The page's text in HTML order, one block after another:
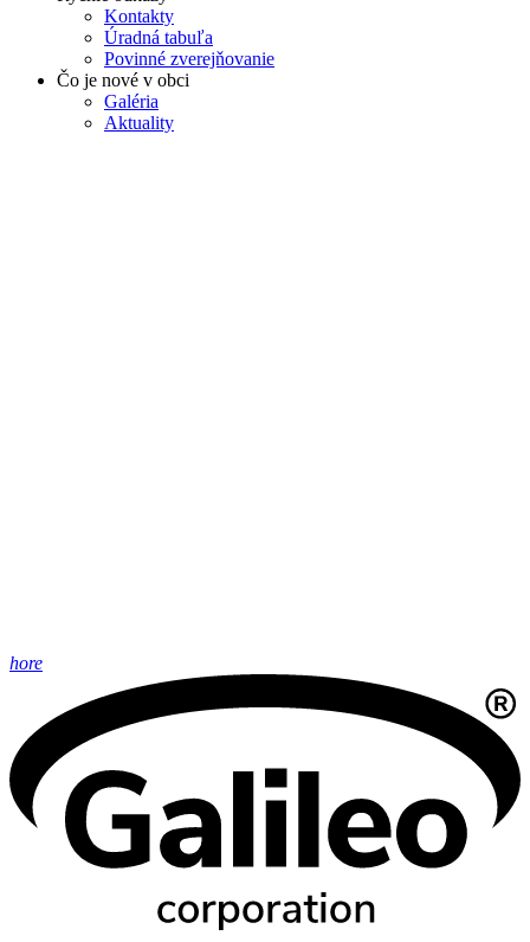
Kontakty
Úradná tabuľa
Povinné zverejňovanie
Čo je nové v obci
Galéria
Aktuality
hore